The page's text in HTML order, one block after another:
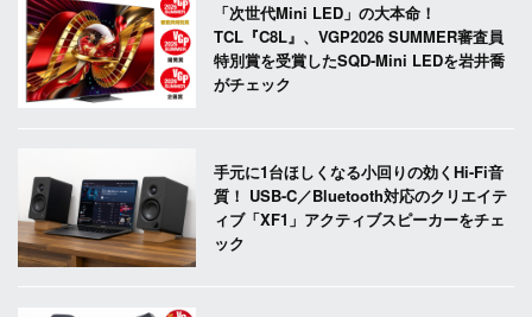
「次世代Mini LED」の大本命！
TCL『C8L』、VGP2026 SUMMER審査員
特別賞を受賞したSQD-Mini LEDを岩井喬
がチェック
手元に1台ほしくなる小回りの効くHi-Fi音
質！ USB-C／Bluetooth対応のクリエイテ
ィブ「XF1」アクティブスピーカーをチェ
ック